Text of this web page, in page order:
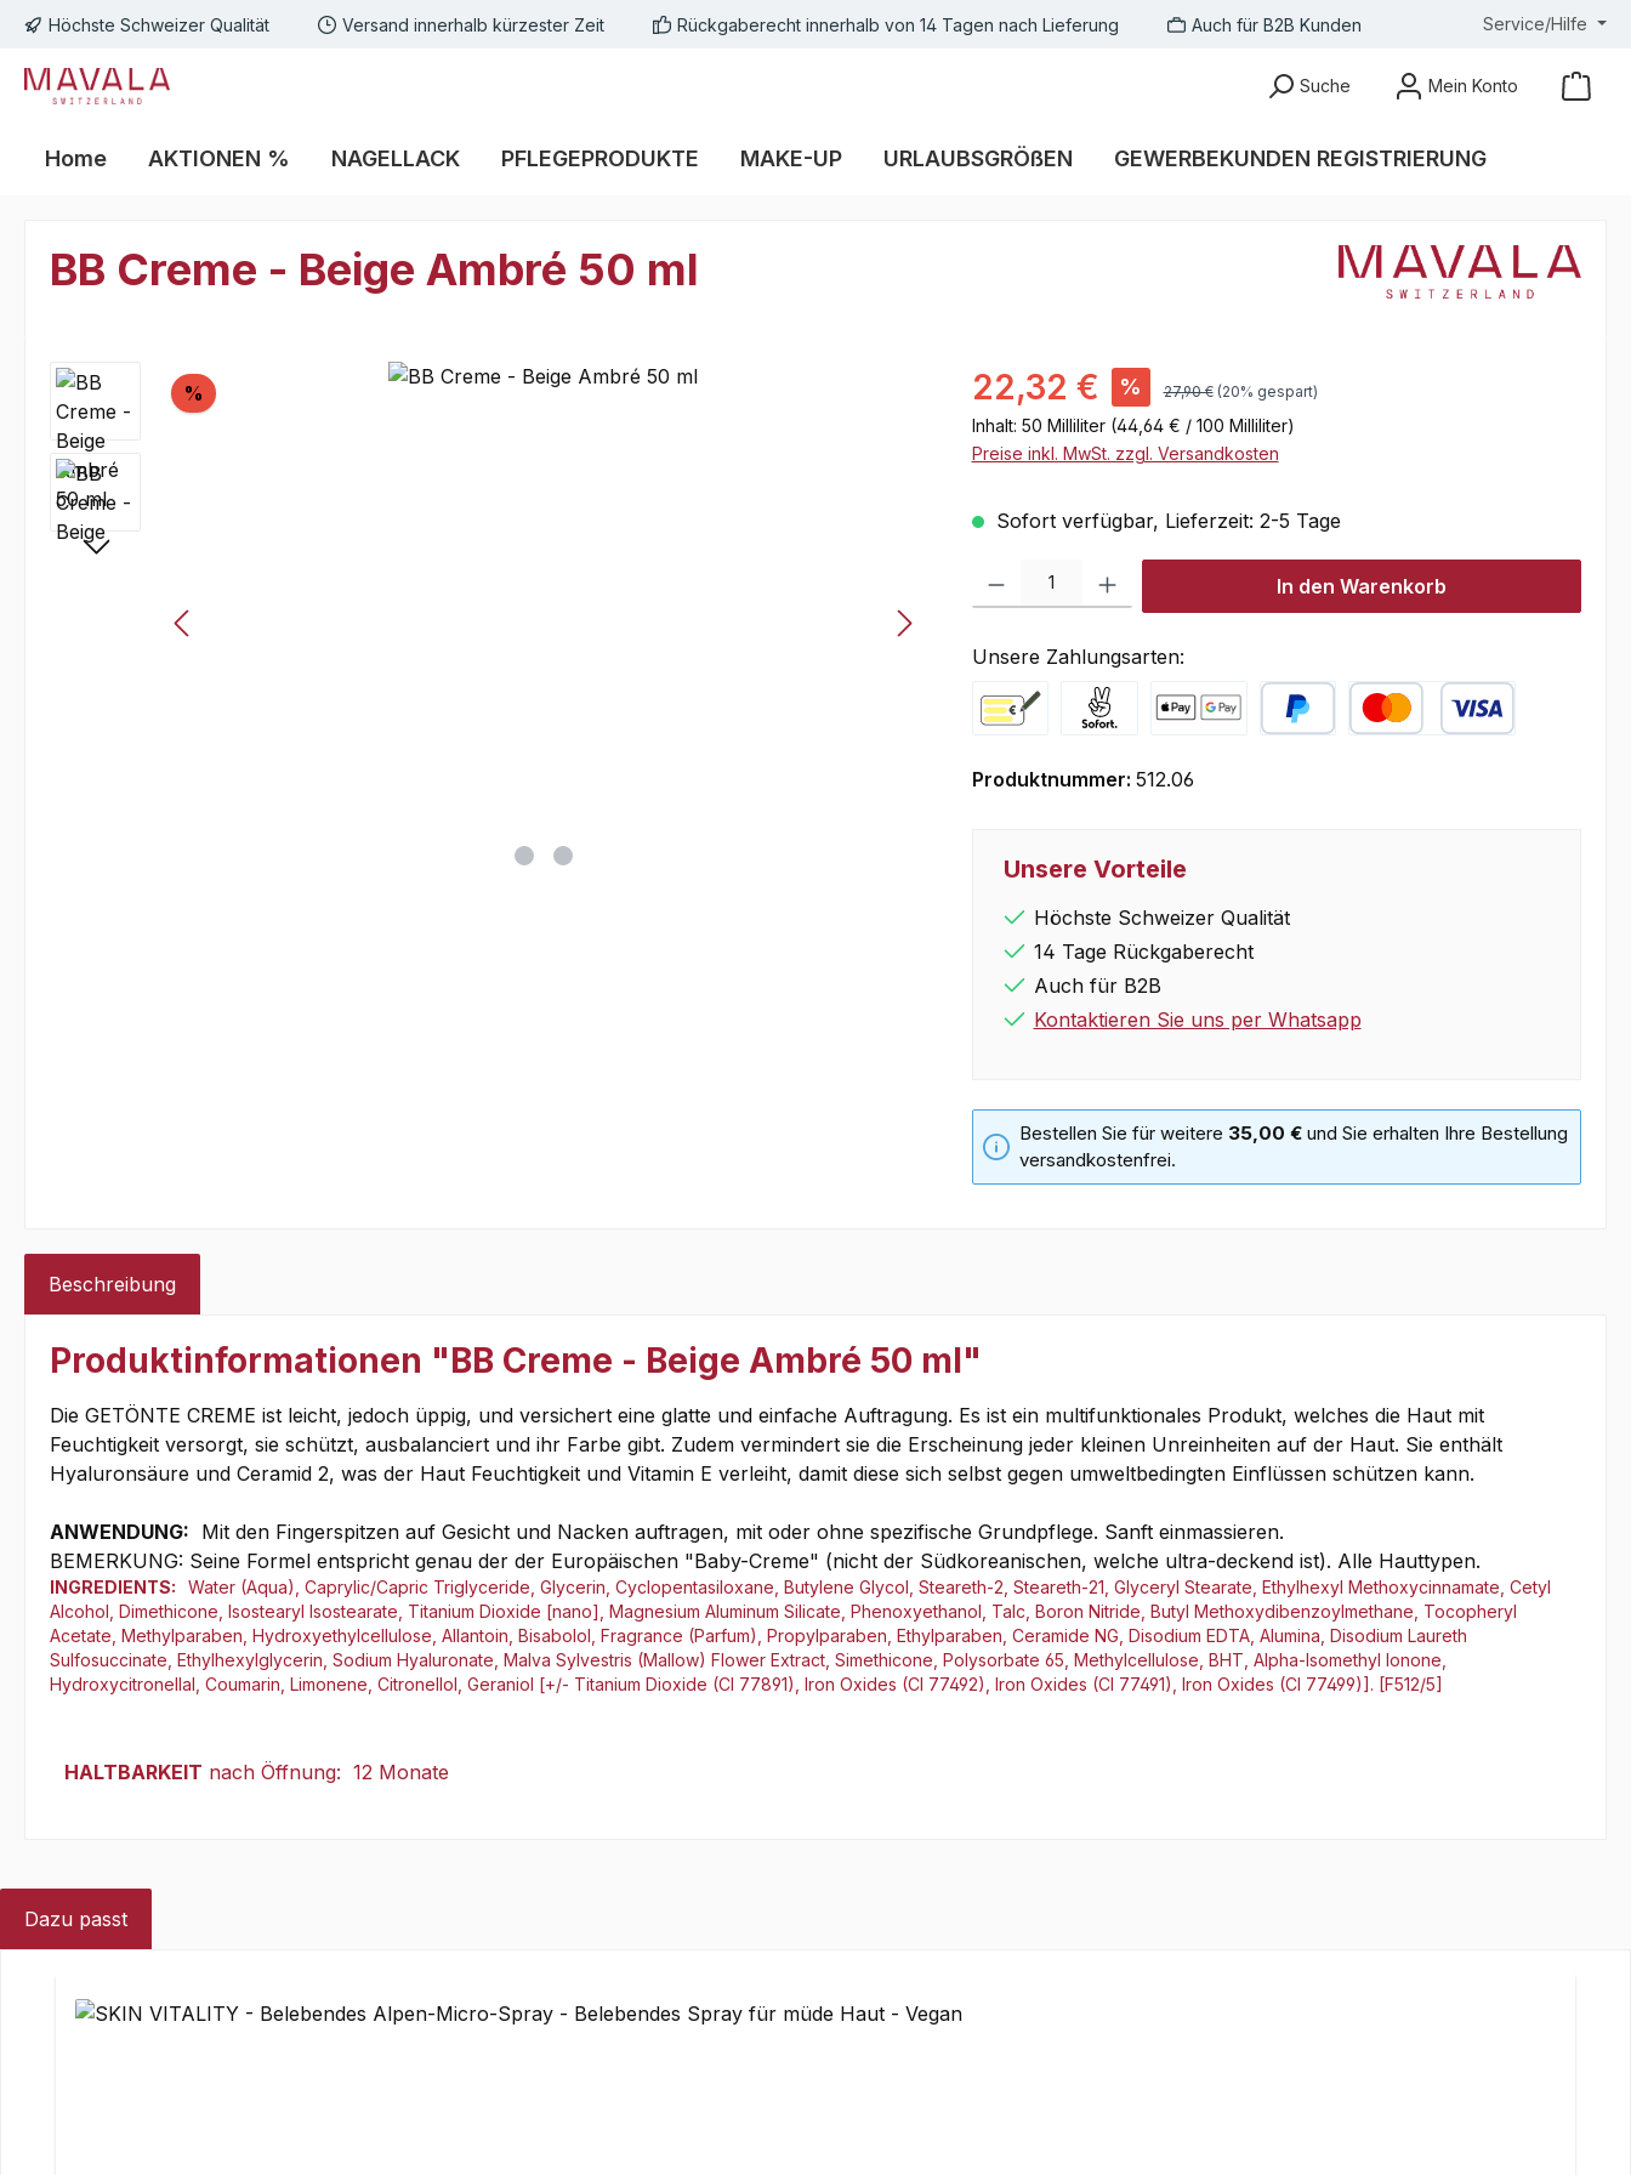
Hauptinhalt springen
Zur Suche springen
Zur Hauptnavigation springen
Höchste Schweizer Qualität Versand innerhalb kürzester Zeit Rückgaberecht innerhalb von 14 Tagen nach Lieferung Auch für B2B Kunden Service/Hilfe
Suche Mein Konto
Home AKTIONEN % NAGELLACK PFLEGEPRODUKTE MAKE-UP URLAUBSGRÖßEN GEWERBEKUNDEN REGISTRIERUNG
BB Creme - Beige Ambré 50 ml
Bildergalerie überspringen
% Rabatt
Verkaufspreis:
22,32 € % Regulärer Preis:
27,90 € (20% gespart)
Inhalt: 50 Milliliter (44,64 € / 100 Milliliter)
Preise inkl. MwSt. zzgl. Versandkosten
Sofort verfügbar, Lieferzeit: 2-5 Tage
Produkt Anzahl: Gib den gewünschten Wert ein oder benutze die Schaltflächen
In den Warenkorb
Unsere Zahlungsarten:
Produktnummer: 512.06
Unsere Vorteile
Höchste Schweizer Qualität
14 Tage Rückgaberecht
Auch für B2B
Kontaktieren Sie uns per Whatsapp
Bestellen Sie für weitere 35,00 €und Sie erhalten Ihre Bestellung
versandkostenfrei.
Beschreibung
Produktinformationen "BB Creme - Beige Ambré 50 ml"
Die GETÖNTE CREME ist leicht, jedoch üppig, und versichert eine glatte und einfache Auftragung. Es ist ein multifunktionales Produkt, welches die Haut mit
Feuchtigkeit versorgt, sie schützt, ausbalanciert und ihr Farbe gibt. Zudem vermindert sie die Erscheinung jeder kleinen Unreinheiten auf der Haut. Sie enthält
Hyaluronsäure und Ceramid 2, was der Haut Feuchtigkeit und Vitamin E verleiht, damit diese sich selbst gegen umweltbedingten Einflüssen schützen kann.
ANWENDUNG: Mit den Fingerspitzen auf Gesicht und Nacken auftragen, mit oder ohne spezifische Grundpflege. Sanft einmassieren.
BEMERKUNG: Seine Formel entspricht genau der der Europäischen "Baby-Creme" (nicht der Südkoreanischen, welche ultra-deckend ist). Alle Hauttypen.
INGREDIENTS:
Water (Aqua), Caprylic/Capric Triglyceride, Glycerin, Cyclopentasiloxane, Butylene Glycol, Steareth-2, Steareth-21, Glyceryl Stearate, Ethylhexyl Methoxycinnamate, Cetyl
Alcohol, Dimethicone, Isostearyl Isostearate, Titanium Dioxide [nano], Magnesium Aluminum Silicate, Phenoxyethanol, Talc, Boron Nitride, Butyl Methoxydibenzoylmethane, Tocopheryl
Acetate, Methylparaben, Hydroxyethylcellulose, Allantoin, Bisabolol, Fragrance (Parfum), Propylparaben, Ethylparaben, Ceramide NG, Disodium EDTA, Alumina, Disodium Laureth
Sulfosuccinate, Ethylhexylglycerin, Sodium Hyaluronate, Malva Sylvestris (Mallow) Flower Extract, Simethicone, Polysorbate 65, Methylcellulose, BHT, Alpha-Isomethyl Ionone,
Hydroxycitronellal, Coumarin, Limonene, Citronellol, Geraniol [+/- Titanium Dioxide (CI 77891), Iron Oxides (CI 77492), Iron Oxides (CI 77491), Iron Oxides (CI 77499)]. [F512/5]
HALTBARKEIT nach Öffnung: 12 Monate
Dazu passt